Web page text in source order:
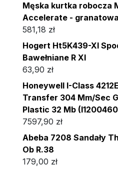
Męska kurtka robocza
Accelerate -
581,18 zł
Hogert Ht5K439-Xl
Bawełniane R Xl
63,90 zł
Honeywell I-Class
Transfer 304 Mm/Sec
Plastic 32 Mb
7597,90 zł
Abeba 7208 Sandały
Ob R.38
179,00 zł